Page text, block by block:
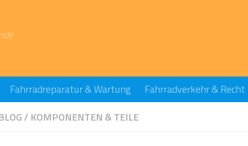
Fahrradreparatur & Wartung Fahrradverkehr & Recht
/ KOMPONENTEN & TEILE